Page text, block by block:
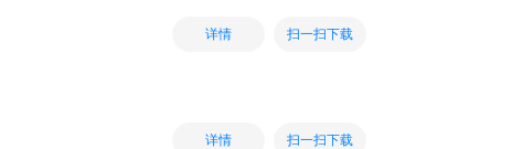
详情 扫一扫下载
详情 扫一扫下载